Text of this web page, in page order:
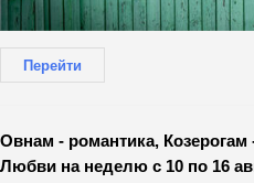
Перейти
Овнам - романтика, Козерогам
Любви на неделю с 10 по 16